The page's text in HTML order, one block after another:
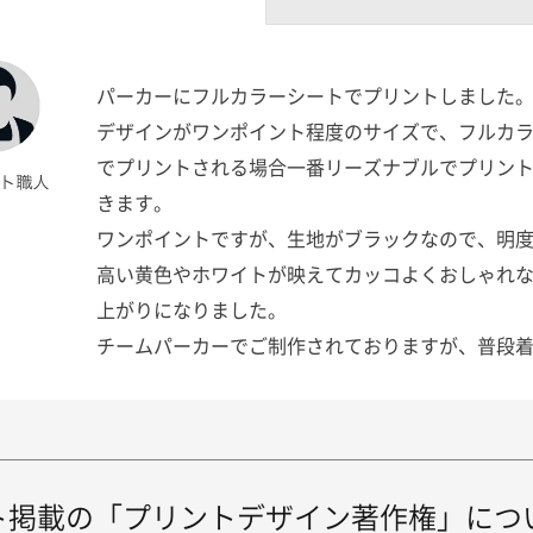
パーカーにフルカラーシートでプリントしました。
デザインがワンポイント程度のサイズで、フルカ
でプリントされる場合一番リーズナブルでプリン
きます。
ワンポイントですが、生地がブラックなので、明
高い黄色やホワイトが映えてカッコよくおしゃれ
上がりになりました。
チームパーカーでご制作されておりますが、普段
掲載の「プリントデザイン著作権」につ